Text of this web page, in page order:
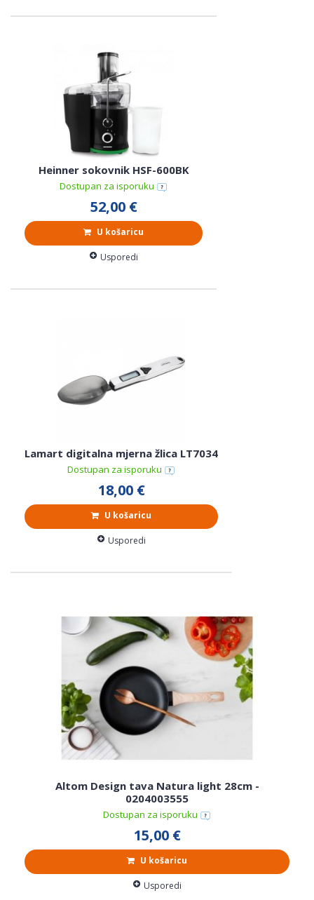
Heinner sokovnik HSF-600BK
Dostupan za isporuku
52,00 €
U košaricu
Usporedi
Lamart digitalna mjerna žlica LT7034
Dostupan za isporuku
18,00 €
U košaricu
Usporedi
Altom Design tava Natura light 28cm -
0204003555
Dostupan za isporuku
15,00 €
U košaricu
Usporedi